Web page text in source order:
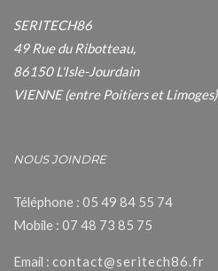
SERITECH86
49 Rue du Ribotteau,
86150 L'Isle-Jourdain
VIENNE (entre Poitiers et Limoges)
NOUS JOINDRE
Téléphone : 05 49 84 55 74
Mobile : 07 48 73 85 75
Email : contact@seritech86.fr